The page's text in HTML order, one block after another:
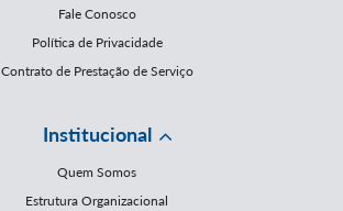
Fale Conosco
Política de Privacidade
Contrato de Prestação de Serviço
Institucional
Quem Somos
Estrutura Organizacional